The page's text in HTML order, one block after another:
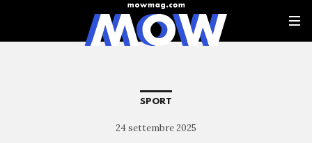
SPORT
24 settembre 2025